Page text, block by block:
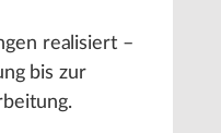
realisiert –
bis zur